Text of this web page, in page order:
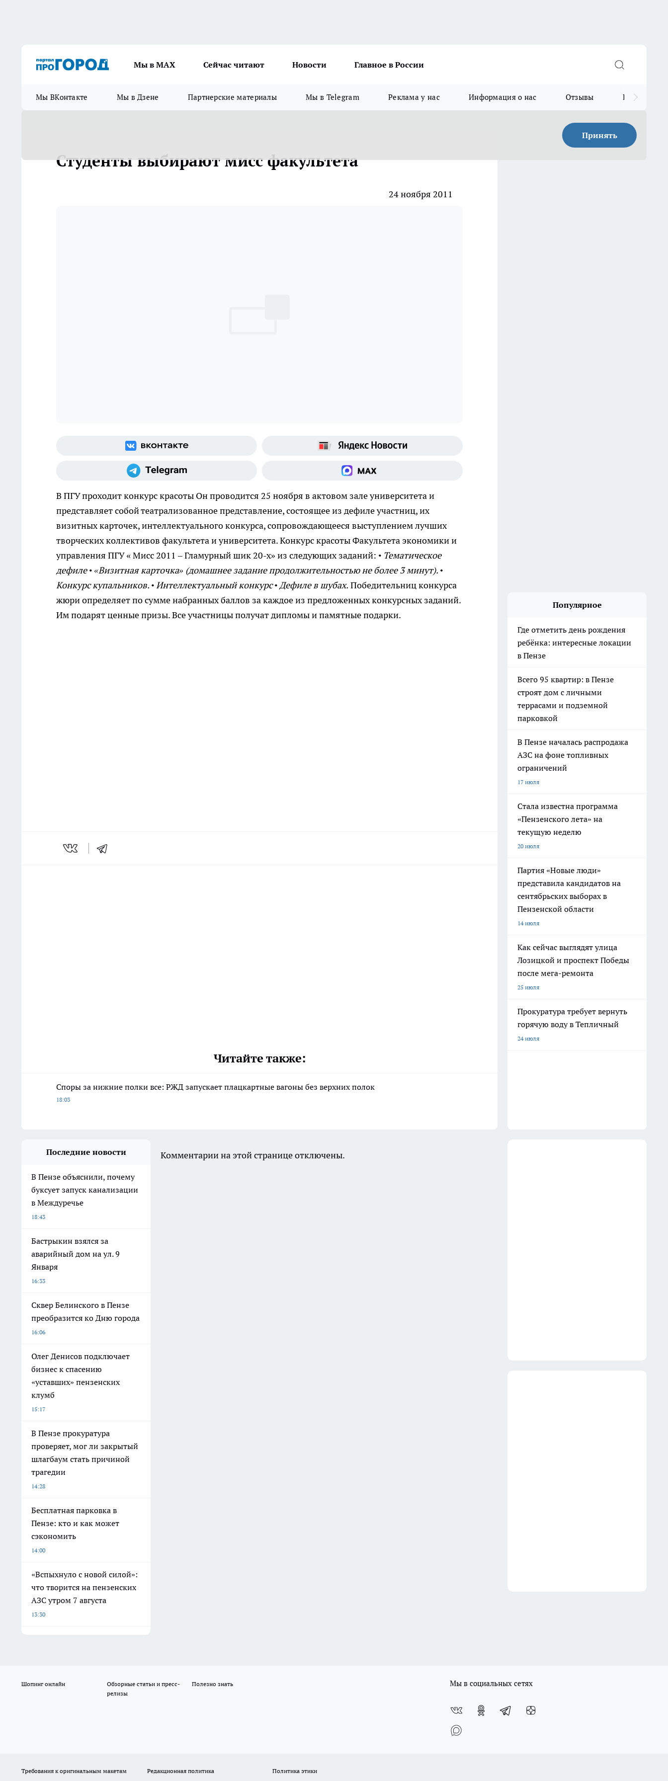
Мы в МАХ Сейчас читают Новости Главное в России
Мы ВКонтакте Мы в Дзене Партнерские материалы Мы в Telegram Реклама у нас Информация о нас Отзывы Прайс для
Принять
Студенты выбирают мисс факультета
24 ноября 2011
В ПГУ проходит конкурс красоты Он проводится 25 ноября в актовом зале университета и
представляет собой театрализованное представление, состоящее из дефиле участниц, их
визитных карточек, интеллектуального конкурса, сопровождающееся выступлением лучших
творческих коллективов факультета и университета. Конкурс красоты Факультета экономики и
управления ПГУ « Мисс 2011 – Гламурный шик 20-х» из следующих заданий: • Тематическое
дефиле • «Визитная карточка» (домашнее задание продолжительностью не более 3 минут). •
Конкурс купальников. • Интеллектуальный конкурс • Дефиле в шубах. Победительниц конкурса
жюри определяет по сумме набранных баллов за каждое из предложенных конкурсных заданий.
Им подарят ценные призы. Все участницы получат дипломы и памятные подарки.
Читайте также:
Споры за нижние полки все: РЖД запускает плацкартные вагоны без верхних полок
18:03
Популярное
Где отметить день рождения
ребёнка: интересные локации
в Пензе
Всего 95 квартир: в Пензе
строят дом с личными
террасами и подземной
парковкой
В Пензе началась распродажа
АЗС на фоне топливных
ограничений
17 июля
Стала известна программа
«Пензенского лета» на
текущую неделю
20 июля
Партия «Новые люди»
представила кандидатов на
сентябрьских выборах в
Пензенской области
14 июля
Как сейчас выглядят улица
Лозицкой и проспект Победы
после мега-ремонта
25 июля
Прокуратура требует вернуть
горячую воду в Тепличный
24 июля
Последние новости
В Пензе объяснили, почему
буксует запуск канализации
в Междуречье
18:43
Бастрыкин взялся за
аварийный дом на ул. 9
Января
16:33
Сквер Белинского в Пензе
преобразится ко Дню города
16:06
Олег Денисов подключает
бизнес к спасению
«уставших» пензенских
клумб
15:17
В Пензе прокуратура
проверяет, мог ли закрытый
шлагбаум стать причиной
трагедии
14:28
Бесплатная парковка в
Пензе: кто и как может
сэкономить
14:00
«Вспыхнуло с новой силой»:
что творится на пензенских
АЗС утром 7 августа
13:30
Комментарии на этой странице отключены.
Шопинг онлайн
Обзорные статьи и пресс-
релизы
Полезно знать Мы в социальных сетях
Требования к оригинальным макетам Редакционная политика
Политика этики